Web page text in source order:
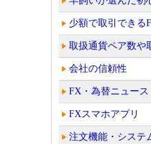
少額で取引できる
取扱通貨ペア数や
会社の信頼性
FX・為替ニュース
FXスマホアプリ
注文機能・システ